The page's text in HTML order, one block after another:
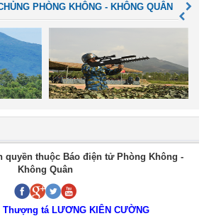
PHÒNG KHÔNG - KHÔNG QUÂN
quyền thuộc Báo điện tử Phòng Không -
Không Quân
Thượng tá LƯƠNG KIÊN CƯỜNG